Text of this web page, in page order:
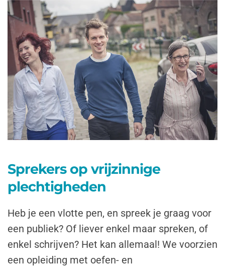
Sprekers op vrijzinnige
plechtigheden
Heb je een vlotte pen, en spreek je graag voor
een publiek? Of liever enkel maar spreken, of
enkel schrijven? Het kan allemaal! We voorzien
een opleiding met oefen- en